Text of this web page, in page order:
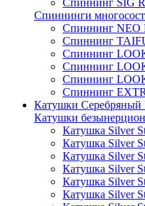
Спиннинг SIG
Спиннинги
Спиннинг NEO
Спиннинг
Спиннинг
Спиннинг
Спиннинг
Спиннинг
Катушки Серебряный
Катушки
Катушка Silver
Катушка Silver
Катушка Silver
Катушка Silver
Катушка Silver
Катушка Silver